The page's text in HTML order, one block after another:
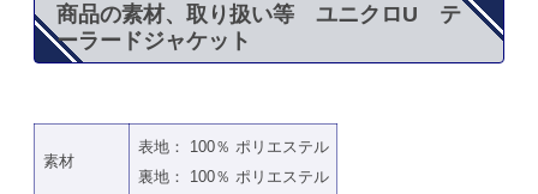
商品の素材、取り扱い等 ユニクロU テ
ーラードジャケット
素材
表地： 100％ ポリエステル
裏地： 100％ ポリエステル